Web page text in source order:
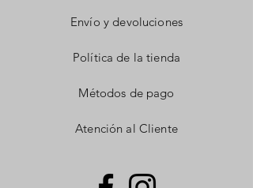
Envío y devoluciones
Política de la tienda
Métodos de pago
Atención al Cliente